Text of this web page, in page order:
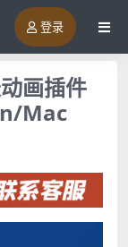
登录
画插件
Mac